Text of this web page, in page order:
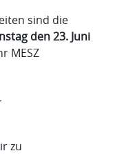
sind die
den 23. Juni
MESZ
zu